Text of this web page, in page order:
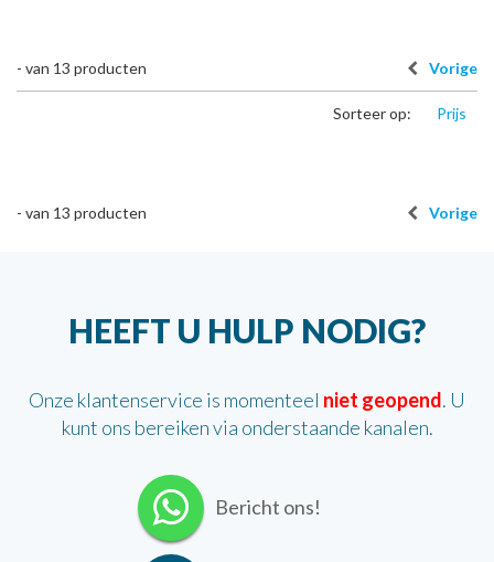
- van 13 producten Vorige
Sorteer op: Prijs
- van 13 producten Vorige
HEEFT U HULP NODIG?
Onze klantenservice is momenteel niet geopend. U
kunt ons bereiken via onderstaande kanalen.
Bericht ons!